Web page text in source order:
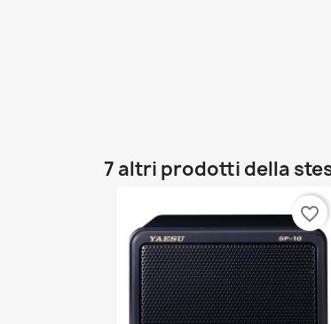
7 altri prodotti della
favorite_border